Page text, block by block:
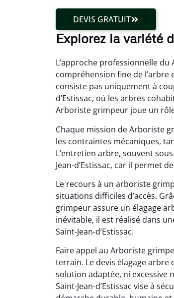
DEVIS GRATUIT
Explorez la variété
L’approche professionnelle du
compréhension fine de
consiste pas uniquement à
d’Estissac, où les arbres
Arboriste grimpeur joue un
Chaque mission de Arboriste
les contraintes mécaniques,
L’entretien arbre, souvent
Jean-d’Estissac, car il permet
Le recours à un arboriste
situations difficiles d’accès.
grimpeur assure un élagage
inévitable, il est réalisé dans
Saint-Jean-d’Estissac.
Faire appel au Arboriste
terrain. Le devis élagage
solution adaptée, ni excessive
Saint-Jean-d’Estissac vise à